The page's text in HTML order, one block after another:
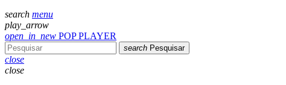
search menu
play_arrow
open_in_new POP PLAYER
search Pesquisar
close
close